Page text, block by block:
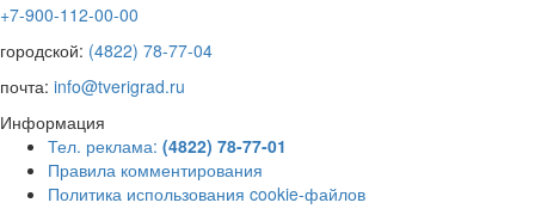
+7-900-112-00-00
городской: (4822) 78-77-04
почта: info@tverigrad.ru
Информация
Тел. реклама: (4822) 78-77-01
Правила комментирования
Политика использования cookie-файлов